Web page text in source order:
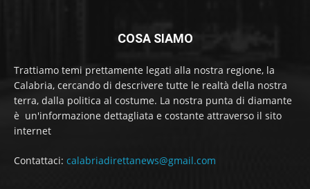
COSA SIAMO
Trattiamo temi prettamente legati alla nostra regione, la
Calabria, cercando di descrivere tutte le realtà della nostra
terra, dalla politica al costume. La nostra punta di diamante
è un'informazione dettagliata e costante attraverso il sito
internet
Contattaci: calabriadirettanews@gmail.com